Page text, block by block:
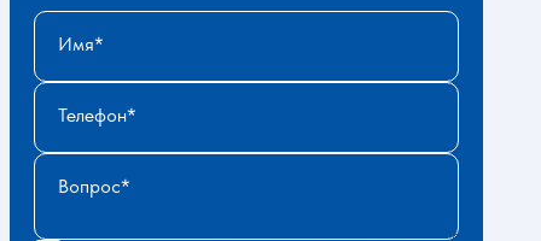
Имя
Телефон
Вопрос